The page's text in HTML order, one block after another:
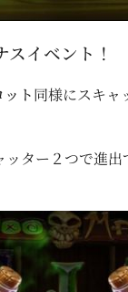
イベント！
ト同様にスキャ
ター２つで進